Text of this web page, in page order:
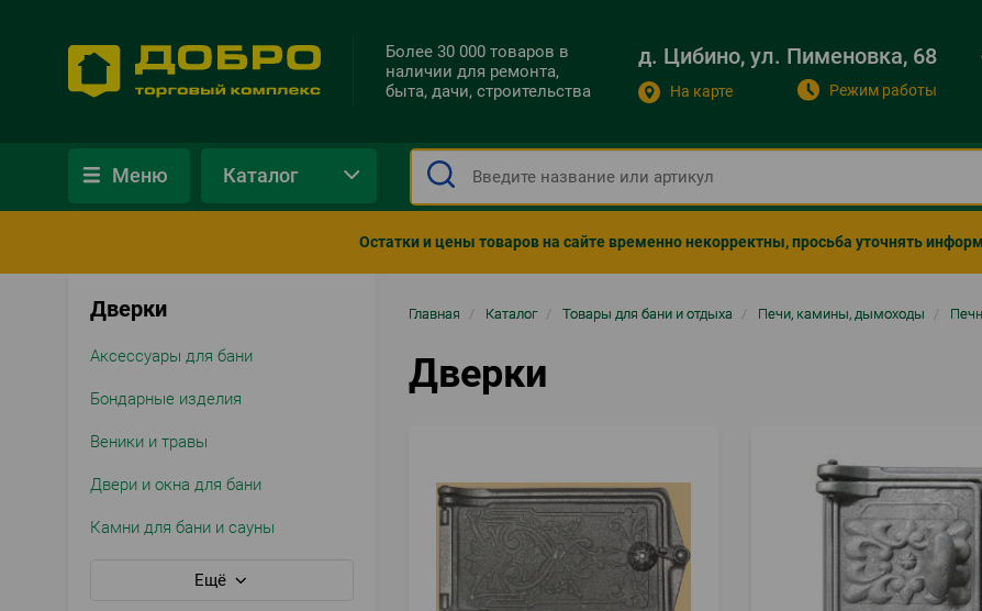
Более 30 000 товаров в
наличии для ремонта,
быта, дачи, строительства
д. Цибино, ул. Пименовка, 68
На карте Режим работы
Меню Каталог
Остатки и цены товаров на сайте временно некорректны, просьба уточнять
Дверки
Аксессуары для бани
Бондарные изделия
Веники и травы
Двери и окна для бани
Камни для бани и сауны
Ещё
Строка
навигации
Главная / Каталог / Товары для бани и отдыха / Печи, камины, дымоходы /
Дверки